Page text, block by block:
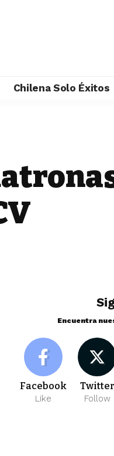
Chilena Solo Éxitos
Encuentra
Facebook
Like
Twitter
Follow